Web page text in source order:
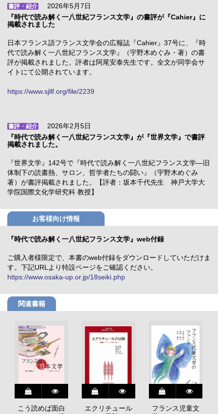
書評・紹介
2026年5月7日
『時代で読み解く一八世紀フランス文学』の書評が『Cahier』に
掲載されました
日本フランス語フランス文学会の広報誌『Cahier』37号に、『時
代で読み解く一八世紀フランス文学』（宇野木めぐみ・著）の書
評が掲載されました。評者は阿尾安泰先生です。全文が同学会サ
イトにて公開されています。
https://www.sjllf.org/file/2239
書評・紹介
2026年2月5日
『時代で読み解く一八世紀フランス文学』が『世界文学』で書評
掲載されました。
『世界文学』142号で『時代で読み解く一八世紀フランス文学―旧
体制下の読書熱、サロン、哲学者たちの闘い』（宇野木めぐみ
著）が書評掲載されました。【評者：坂本千代先生 神戸大学大
学院国際文化学研究科 教授】
お客様向け情報
『時代で読み解く一八世紀フランス文学』web付録
ご購入者様限定で、本書のweb付録をダウンロードしていただけま
す。下記URLより特設ページをご確認ください。
https://www.osaka-up.or.jp/18seiki.php
関連書籍
こう読めば面白
エクリチュール
フランス児童文